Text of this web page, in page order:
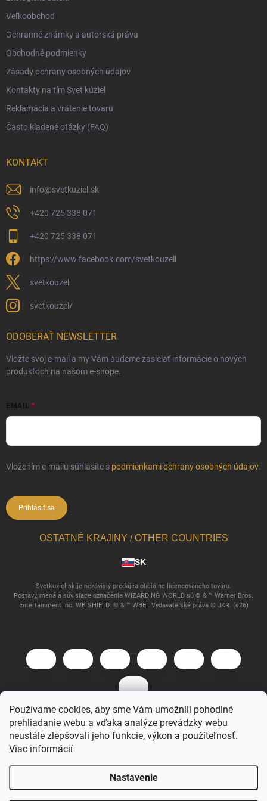
Používame cookies, aby sme Vám umožnili pohodlné
prehliadanie webu a vďaka analýze prevádzky webu
neustále zlepšovali jeho funkcie, výkon a použiteľnosť.
Viac informácií
Nastavenie
Vernostný program
Veľkoobchod
Ekologické balenie objednávok
Obchodné podmienky
Zásady ochrany osobných údajov
Veľkoobchod
Ochranné známky a autorská práva
Obchodné podmienky
Zásady ochrany osobných údajov
Kontakty na tím Svet kúziel
Reklamácia a vrátenie tovaru
Často kladené otázky (FAQ)
KONTAKT
info@svetkuziel.sk
+420 725 338 071
+420 725 338 071
https://www.facebook.com/svetkouzell
svetkouzel
svetkouzel/
ODOBERAŤ NEWSLETTER
Vložte svoj e-mail a my Vám budeme zasielať informácie o nových
produktoch na našom e-shope.
EMAIL
Vložením e-mailu súhlasíte s podmienkami ochrany osobných údajov.
Prihlásiť sa
OSTATNÉ KRAJINY / OTHER COUNTRIES
SK
Svetkuziel.sk je nezávislý predajca oficiálne licencovaného tovaru.
Postavy, mená a súvisiace označenia WIZARDING WORLD sú © & ™ Warner Bros.
Entertainment Inc. WB SHIELD: © & ™ WBEI. Vydavateľské práva © JKR. (s26)
Copyright 2026 Svet Kúziel . Všetky práva vyhradené.